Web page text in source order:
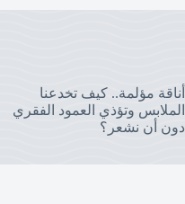
أناقة مؤلمة.. كيف تخدعنا
الملابس وتؤذي العمود الفقري
دون أن نشعر؟